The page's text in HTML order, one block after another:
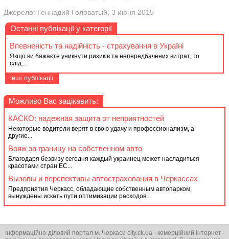
Джерело: Геннадий Головатый, 3 июня 2015
Останні публікації у категорії
Впевненість та надійність - страхування в Україні
Якщо ви бажаєте уникнути ризиків та непередбачених витрат, то
слід...
інші публікації
Можливо Вас зацікавить:
КАСКО: надежная защита от неприятностей
Некоторые водители верят в свою удачу и профессионализм, а
другие...
Вояж за границу на собственном авто
Благодаря безвизу сегодня каждый украинец может насладиться
красотами стран ЕС...
Вызовы и перспективы автострахования в Черкассах
Предприятия Черкасс, обладающие собственным автопарком,
вынуждены искать пути оптимизации расходов...
Інформаційно-діловий портал м. Черкаси city.ck.ua - комерційний інтернет-